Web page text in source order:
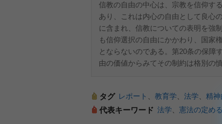
信教の自由の中心は、宗教を信仰す
あり、これは内心の自由として良心
に含まれ、信教についての表明を強
も信仰選択の自由にかかわり、国家
とならないのである。第20条の保障
由の価値からみてその制約は格別の
タグ レポート 教育学 法学 精神
代表キーワード 法学 憲法の定める